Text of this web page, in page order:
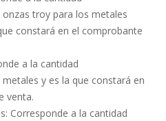
troy para los metales
constará en el comprobante
a la cantidad
y es la que constará en
venta.
Corresponde a la cantidad